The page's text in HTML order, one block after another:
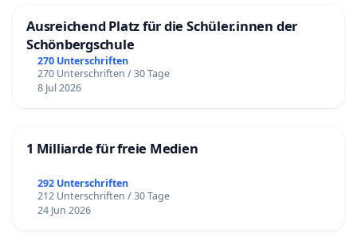
Ausreichend Platz für die Schüler.innen der
Schönbergschule
270 Unterschriften
270 Unterschriften / 30 Tage
8 Jul 2026
1 Milliarde für freie Medien
292 Unterschriften
212 Unterschriften / 30 Tage
24 Jun 2026